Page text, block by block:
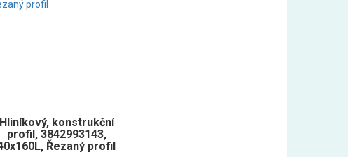
Hliníkový, konstrukční
profil, 3842993143,
Řezaný profil